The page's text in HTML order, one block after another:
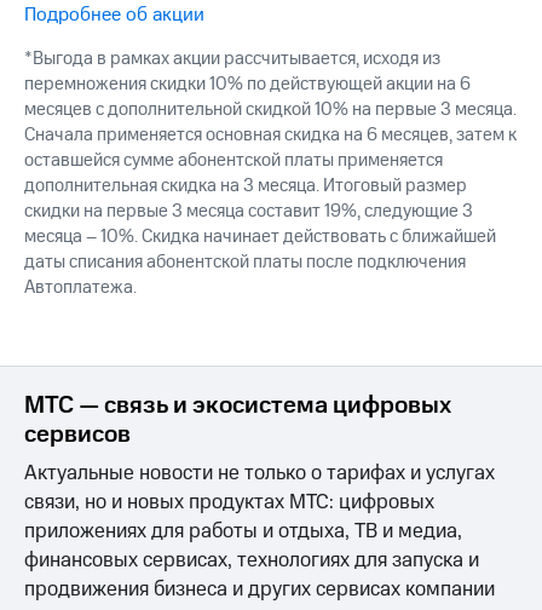
на
Для дома
Выберите
и подключите
ТВ
с выгодным
тарифом
Тарифы
Интернет,
Услуги
Акции
Домашний
Домашнее
ТВ
интернета
ТВ
Личный
кабинет
спутникового
ТВ
Скачать
приложение
Мой
МТС
Акции
для дома
290 ₽/
мес
МТС
Premium
Подписка
на гигабайты
интернета,
Подробнее об акции
*Выгода в рамках акции рассчитывается, исходя из
перемножения скидки 10% по действующей акции на 6
месяцев с дополнительной скидкой 10% на первые 3 месяца.
Сначала применяется основная скидка на 6 месяцев, затем к
оставшейся сумме абонентской платы применяется
дополнительная скидка на 3 месяца. Итоговый размер
скидки на первые 3 месяца составит 19%, следующие 3
месяца – 10%. Скидка начинает действовать с ближайшей
даты списания абонентской платы после подключения
Автоплатежа.
МТС — связь и экосистема цифровых
сервисов
Актуальные новости не только о тарифах и услугах
связи, но и новых продуктах МТС: цифровых
приложениях для работы и отдыха, ТВ и медиа,
финансовых сервисах, технологиях для запуска и
продвижения бизнеса и других сервисах компании